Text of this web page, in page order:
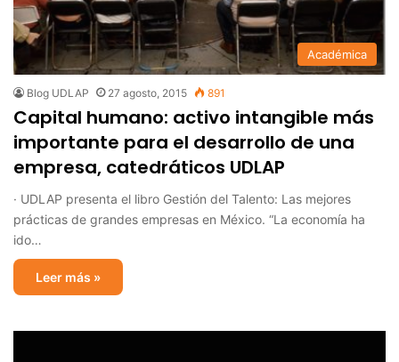
Académica
Blog UDLAP 27 agosto, 2015 891
Capital humano: activo intangible más
importante para el desarrollo de una
empresa, catedráticos UDLAP
· UDLAP presenta el libro Gestión del Talento: Las mejores
prácticas de grandes empresas en México. “La economía ha
ido…
Leer más »